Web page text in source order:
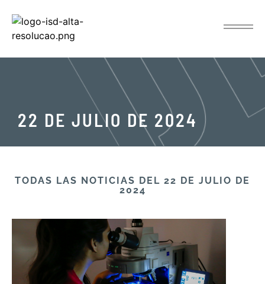
22 DE JULIO DE 2024
TODAS LAS NOTICIAS DEL 22 DE JULIO DE
2024